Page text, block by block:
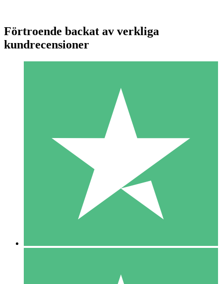
Individuella Kreditpaket
Betala per användning med nedladdningskrediter. Inget
1 Nedladdningar
10 00
10 Nedladdningar
Förtroende backat av verkliga
kundrecensioner